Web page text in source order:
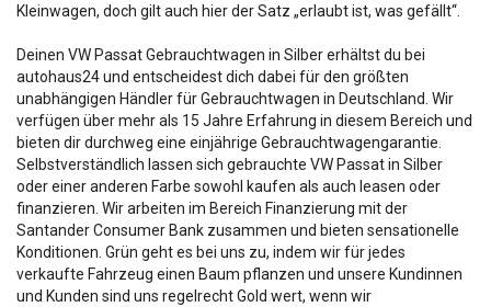
Kleinwagen, doch gilt auch hier der Satz „erlaubt ist, was gefällt“.
Deinen VW Passat Gebrauchtwagen in Silber erhältst du bei
autohaus24 und entscheidest dich dabei für den größten
unabhängigen Händler für Gebrauchtwagen in Deutschland. Wir
verfügen über mehr als 15 Jahre Erfahrung in diesem Bereich und
bieten dir durchweg eine einjährige Gebrauchtwagengarantie.
Selbstverständlich lassen sich gebrauchte VW Passat in Silber
oder einer anderen Farbe sowohl kaufen als auch leasen oder
finanzieren. Wir arbeiten im Bereich Finanzierung mit der
Santander Consumer Bank zusammen und bieten sensationelle
Konditionen. Grün geht es bei uns zu, indem wir für jedes
verkaufte Fahrzeug einen Baum pflanzen und unsere Kundinnen
und Kunden sind uns regelrecht Gold wert, wenn wir